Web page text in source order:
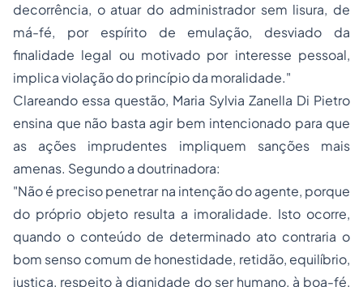
decorrência, o atuar do administrador sem lisura, de
má-fé, por espírito de emulação, desviado da
finalidade legal ou motivado por interesse pessoal,
implica violação do princípio da moralidade."
Clareando essa questão, Maria Sylvia Zanella Di Pietro
ensina que não basta agir bem intencionado para que
as ações imprudentes impliquem sanções mais
amenas. Segundo a doutrinadora:
"Não é preciso penetrar na intenção do agente, porque
do próprio objeto resulta a imoralidade. Isto ocorre,
quando o conteúdo de determinado ato contraria o
bom senso comum de honestidade, retidão, equilíbrio,
justiça, respeito à dignidade do ser humano, à boa-fé,